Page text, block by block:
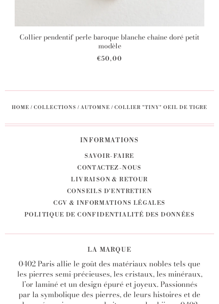
Collier pendentif perle baroque blanche chaîne doré petit
modèle
€50,00
HOME / COLLECTIONS / AUTOMNE / COLLIER "TINY" OEIL DE TIGRE
INFORMATIONS
SAVOIR-FAIRE
CONTACTEZ-NOUS
LIVRAISON & RETOUR
CONSEILS D'ENTRETIEN
CGV & INFORMATIONS LÉGALES
POLITIQUE DE CONFIDENTIALITÉ DES DONNÉES
LA MARQUE
0402 Paris allie le goût des matériaux nobles tels que
les pierres semi-précieuses, les cristaux, les minéraux,
l’or laminé et un design épuré et joyeux. Passionnés
par la symbolique des pierres, de leurs histoires et de